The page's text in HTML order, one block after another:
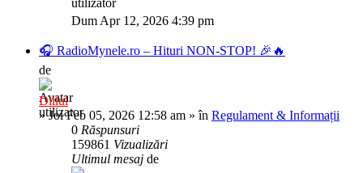
Dum Apr 12, 2026 4:39 pm
🎧 RadioMynele.ro – Hituri NON-STOP! 🎉🔥
de
Diliul
»Joi Feb 05, 2026 12:58 am » în Regulament & Informații
0 Răspunsuri
159861 Vizualizări
Ultimul mesaj de